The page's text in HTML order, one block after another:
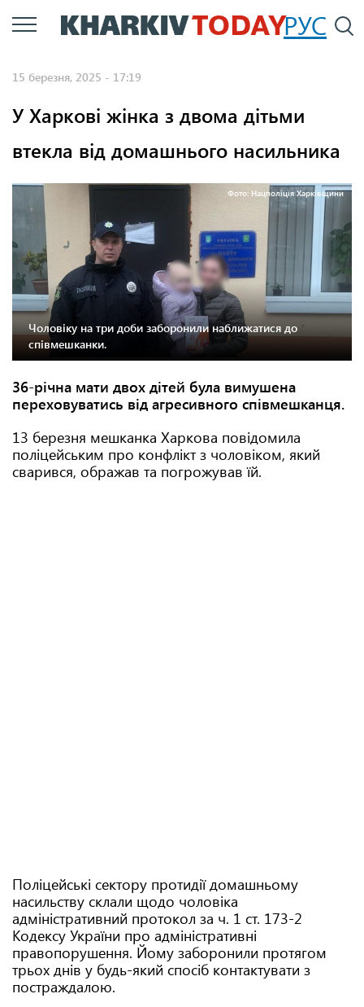
Перейти
до
РУС
15 березня, 2025 - 17:19
У Харкові жінка з двома дітьми
втекла від домашнього насильника
Фото: Нацполіція Харківщини
Чоловіку на три доби заборонили наближатися до
співмешканки.
36-річна мати двох дітей була вимушена
переховуватись від агресивного співмешканця.
13 березня мешканка Харкова повідомила
поліцейським про конфлікт з чоловіком, який
сварився, ображав та погрожував їй.
Поліцейські сектору протидії домашньому
насильству склали щодо чоловіка
адміністративний протокол за ч. 1 ст. 173-2
Кодексу України про адміністративні
правопорушення. Йому заборонили протягом
трьох днів у будь-який спосіб контактувати з
постраждалою.